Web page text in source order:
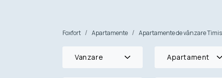
Foxfort Apartamente Apartamente de vânzare
Vanzare Apartament